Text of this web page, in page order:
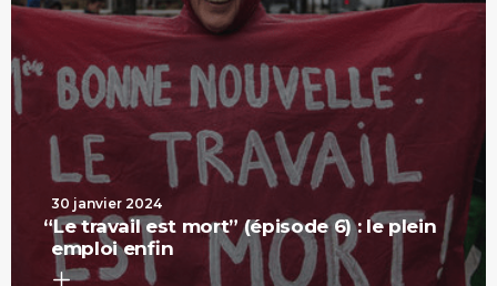
30 janvier 2024
“Le travail est mort” (épisode 6) : le plein
emploi enfin